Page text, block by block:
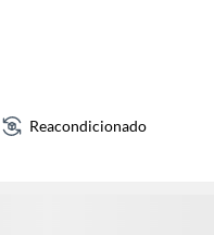
Reacondicionado